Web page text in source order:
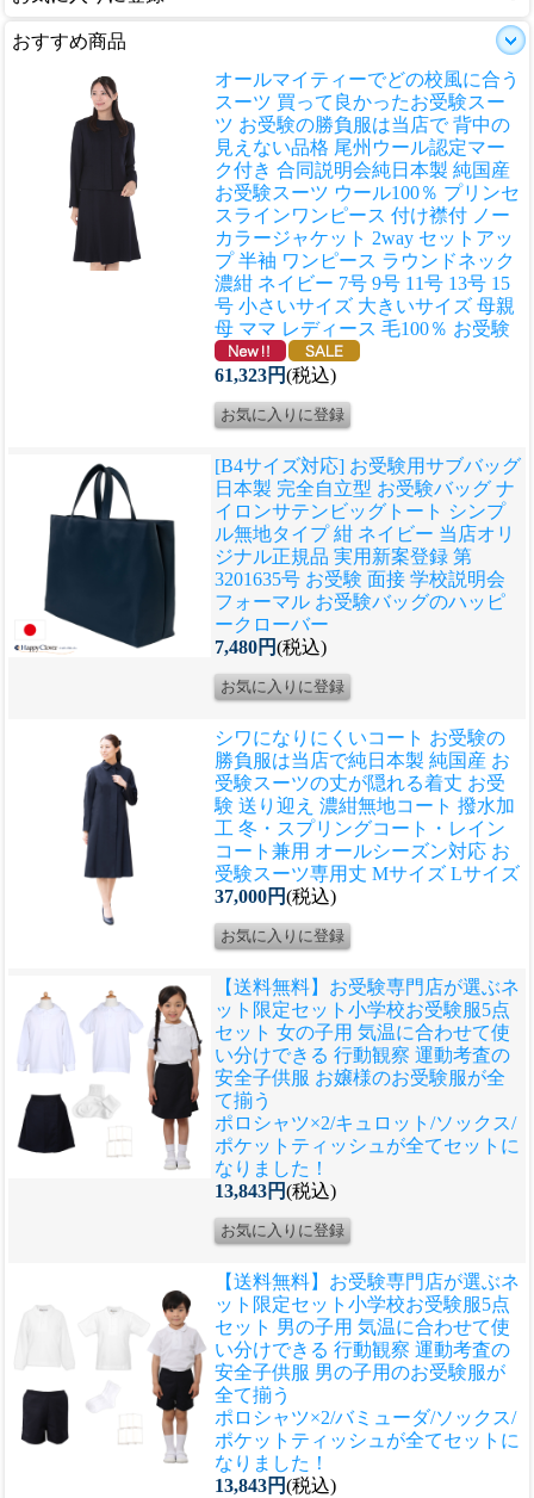
おすすめ商品
オールマイティーでどの校風に合う
スーツ 買って良かったお受験スー
ツ お受験の勝負服は当店で 背中の
見えない品格 尾州ウール認定マー
ク付き 合同説明会純日本製 純国産
お受験スーツ ウール100％ プリンセ
スラインワンピース 付け襟付 ノー
カラージャケット 2way セットアッ
プ 半袖 ワンピース ラウンドネック
濃紺 ネイビー 7号 9号 11号 13号 15
号 小さいサイズ 大きいサイズ 母親
母 ママ レディース 毛100％ お受験
61,323円(税込)
[B4サイズ対応] お受験用サブバッグ
日本製 完全自立型 お受験バッグ ナ
イロンサテンビッグトート シンプ
ル無地タイプ 紺 ネイビー 当店オリ
ジナル正規品 実用新案登録 第
3201635号 お受験 面接 学校説明会
フォーマル お受験バッグのハッピ
ークローバー
7,480円(税込)
シワになりにくいコート お受験の
勝負服は当店で純日本製 純国産 お
受験スーツの丈が隠れる着丈 お受
験 送り迎え 濃紺無地コート 撥水加
工 冬・スプリングコート・レイン
コート兼用 オールシーズン対応 お
受験スーツ専用丈 Mサイズ Lサイズ
37,000円(税込)
【送料無料】お受験専門店が選ぶネ
ット限定セット 小学校お受験服5点
セット 女の子用 気温に合わせて使
い分けできる 行動観察 運動考査の
安全子供服 お嬢様のお受験服が全
て揃う
ポロシャツ×2/キュロット/ソックス/
ポケットティッシュが全てセットに
なりました！
13,843円(税込)
【送料無料】お受験専門店が選ぶネ
ット限定セット 小学校お受験服5点
セット 男の子用 気温に合わせて使
い分けできる 行動観察 運動考査の
安全子供服 男の子用のお受験服が
全て揃う
ポロシャツ×2/バミューダ/ソックス/
ポケットティッシュが全てセットに
なりました！
13,843円(税込)